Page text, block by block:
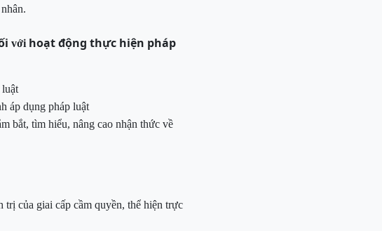
nhân.
vớihoạt động thực hiện pháp
áp dụng pháp luật
bắt, tìm hiểu, nâng cao nhận thức về
của giai cấp cầm quyền, thể hiện trực